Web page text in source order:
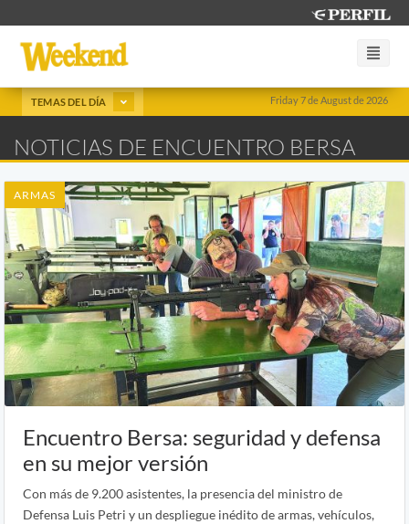
Friday 7 de August de 2026
TEMAS DEL DÍA
NOTICIAS DE ENCUENTRO BERSA
ARMAS
Encuentro Bersa: seguridad y defensa
en su mejor versión
Con más de 9.200 asistentes, la presencia del ministro de
Defensa Luis Petri y un despliegue inédito de armas, vehículos,